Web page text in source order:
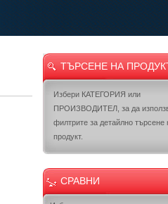
ТЪРСЕНЕ НА
Избери КАТЕГОРИЯ или
ПРОИЗВОДИТЕЛ, за да
филтрите за детайлно търсене
продукт.
СРАВНИ